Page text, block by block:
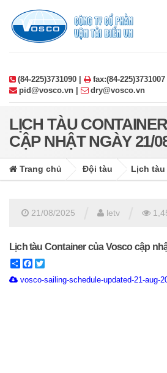
(84-225)3731090 |
fax:(84-225)3731007
pid@vosco.vn |
dry@vosco.vn
LỊCH TÀU
CẬP NHẬT NGÀY 21/
Trang chủ Đội tàu Lịch tàu
21/08/2025 letv
Lịch tàu Container của Vosco cập
ShareFacebook
vosco-sailing-schedule-updated-21-aug-